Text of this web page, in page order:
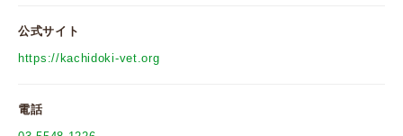
公式サイト
https://kachidoki-vet.org
電話